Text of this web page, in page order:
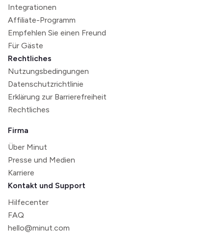
Integrationen
Affiliate-Programm
Empfehlen Sie einen Freund
Für Gäste
Rechtliches
Nutzungsbedingungen
Datenschutzrichtlinie
Erklärung zur Barrierefreiheit
Rechtliches
Firma
Über Minut
Presse und Medien
Karriere
Kontakt und Support
Hilfecenter
FAQ
hello@minut.com